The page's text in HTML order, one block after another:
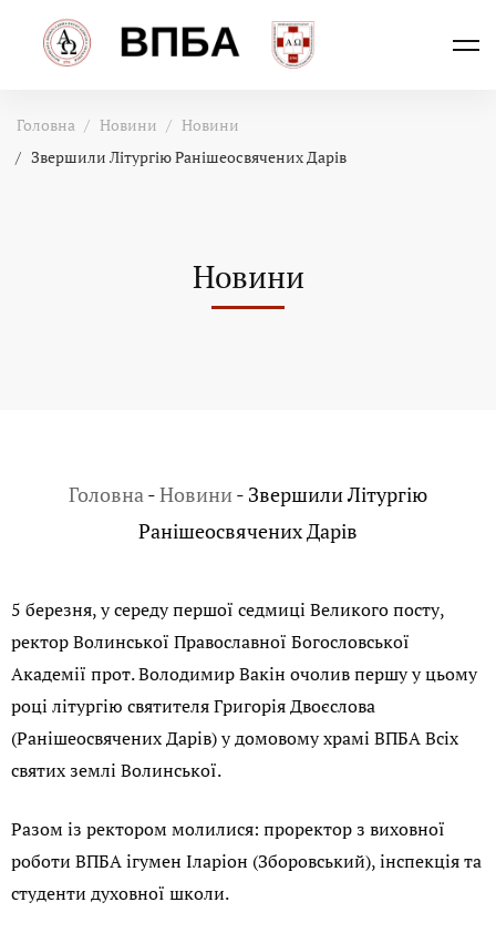
Головна Новини
Новини
Звершили Літургію Ранішеосвячених Дарів
Новини
Головна-Новини- Звершили Літургію
Ранішеосвячених Дарів
5 березня, у середу першої седмиці Великого посту,
ректор Волинської Православної Богословської
Академії прот. Володимир Вакін очолив першу у цьому
році літургію святителя Григорія Двоєслова
(Ранішеосвячених Дарів) у домовому храмі ВПБА Всіх
святих землі Волинської.
Разом із ректором молилися: проректор з виховної
роботи ВПБА ігумен Іларіон (Зборовський), інспекція та
студенти духовної школи.